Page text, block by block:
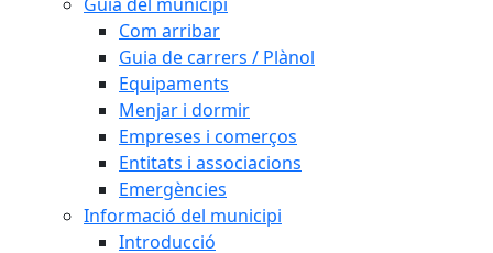
Com arribar
Guia de carrers / Plànol
Equipaments
Menjar i dormir
Empreses i comerços
Entitats i associacions
Emergències
Informació del municipi
Introducció